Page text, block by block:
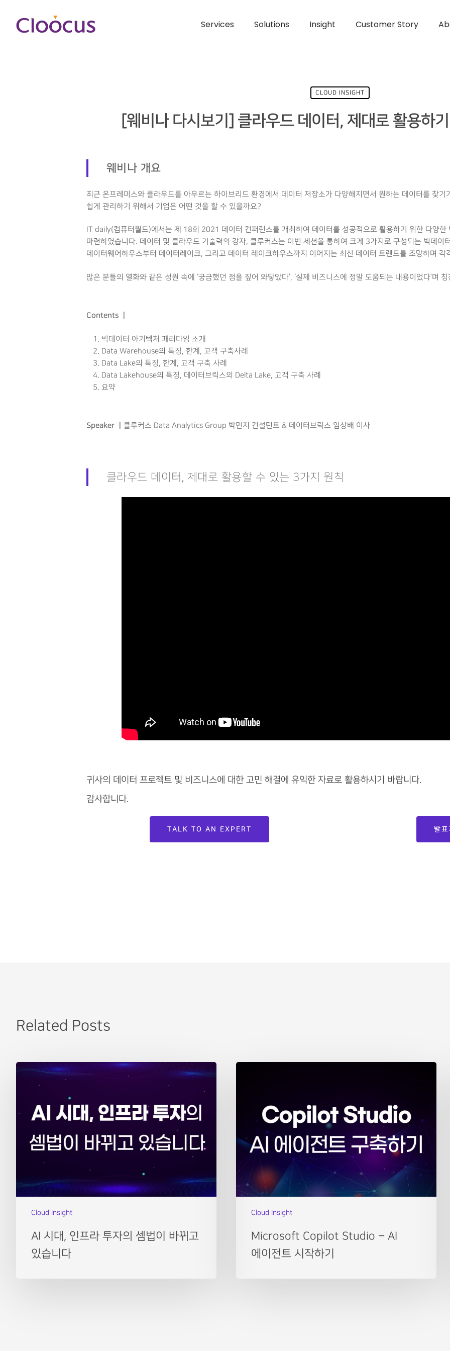
Services Solutions Insight Customer Story
CLOUD INSIGHT
[웨비나 다시보기] 클라우드 데이터, 제대로 활용하
웨비나 개요
최근 온프레미스와 클라우드를 아우르는 하이브리드 환경에서 데이터 저장소가 다양해지면서 원하는 데이터를 찾
쉽게 관리하기 위해서 기업은 어떤 것을 할 수 있을까요?
IT daily(컴퓨터월드)에서는 제 18회 2021 데이터 컨퍼런스를 개최하여 데이터를 성공적으로 활용하기 위한 다양한
마련하였습니다. 데이터 및 클라우드 기술력의 강자, 클루커스는 이번 세션을 통하여 크게 3가지로 구성되는 빅데이
데이터웨어하우스부터 데이터레이크, 그리고 데이터 레이크하우스까지 이어지는 최신 데이터 트렌드를 조망하며
많은 분들의 열화와 같은 성원 속에 ‘궁금했던 점을 짚어 와닿았다’, ‘실제 비즈니스에 정말 도움되는 내용이었다’며
Contents ㅣ
빅데이터 아키텍처 패러다임 소개
Data Warehouse의 특징, 한계, 고객 구축사례
Data Lake의 특징, 한계, 고객 구축 사례
Data Lakehouse의 특징, 데이터브릭스의 Delta Lake, 고객 구축 사례
요약
Speaker ㅣ 클루커스 Data Analytics Group 박민지 컨설턴트 & 데이터브릭스 임상배 이사
클라우드 데이터, 제대로 활용할 수 있는 3가지 원칙
귀사의 데이터 프로젝트 및 비즈니스에 대한 고민 해결에 유익한 자료로 활용하시기 바랍니다.
감사합니다.
TALK TO AN EXPERT 발
Related Posts
Cloud Insight
AI 시대, 인프라 투자의 셈법이 바뀌고
있습니다
Cloud Insight
Microsoft Copilot Studio – AI
에이전트 시작하기